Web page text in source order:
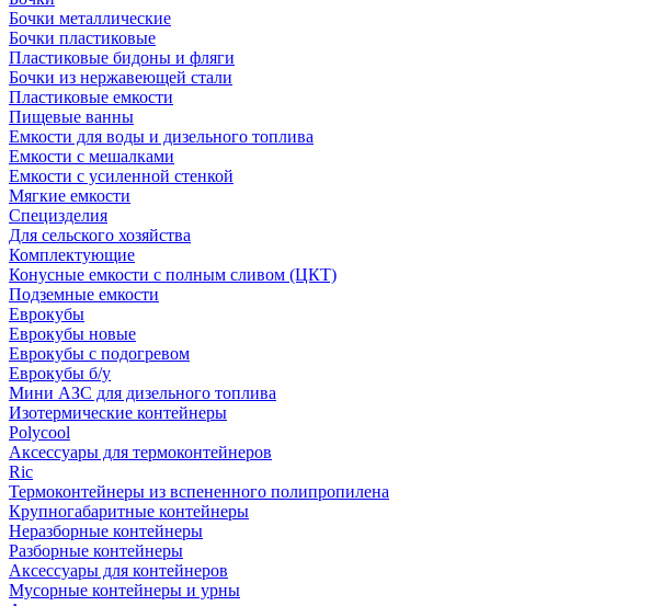
Бочки металлические
Бочки пластиковые
Пластиковые бидоны и фляги
Бочки из нержавеющей стали
Пластиковые емкости
Пищевые ванны
Емкости для воды и дизельного топлива
Емкости с мешалками
Емкости с усиленной стенкой
Мягкие емкости
Специзделия
Для сельского хозяйства
Комплектующие
Конусные емкости с полным сливом (ЦКТ)
Подземные емкости
Еврокубы
Еврокубы новые
Еврокубы с подогревом
Еврокубы б/у
Мини АЗС для дизельного топлива
Изотермические контейнеры
Polycool
Аксессуары для термоконтейнеров
Ric
Термоконтейнеры из вспененного полипропилена
Крупногабаритные контейнеры
Неразборные контейнеры
Разборные контейнеры
Аксессуары для контейнеров
Мусорные контейнеры и урны